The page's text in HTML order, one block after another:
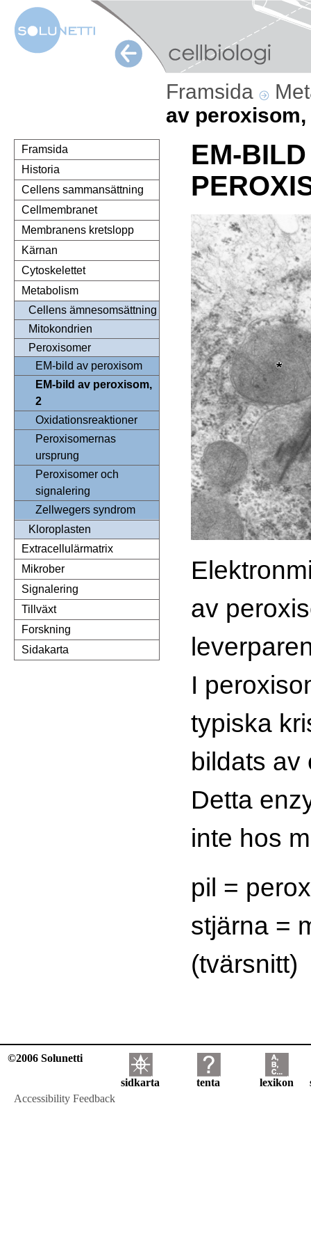
Framsida
av peroxisom,
Framsida
Historia
Cellens sammansättning
Cellmembranet
Membranens kretslopp
Kärnan
Cytoskelettet
Metabolism
Cellens ämnesomsättning
Mitokondrien
Peroxisomer
EM-bild av peroxisom
EM-bild av peroxisom,
2
Oxidationsreaktioner
Peroxisomernas
ursprung
Peroxisomer och
signalering
Zellwegers syndrom
Kloroplasten
Extracellulärmatrix
Mikrober
Signalering
Tillväxt
Forskning
Sidakarta
EM-
av
I
typiska
bildats av
Detta
inte hos
pil =
stjärna =
(tvärsnitt)
©2006 Solunetti
sidkarta tenta lexikon
Accessibility Feedback